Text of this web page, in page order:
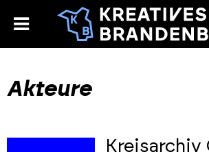
toggle
Akteure
Kreisarchiv